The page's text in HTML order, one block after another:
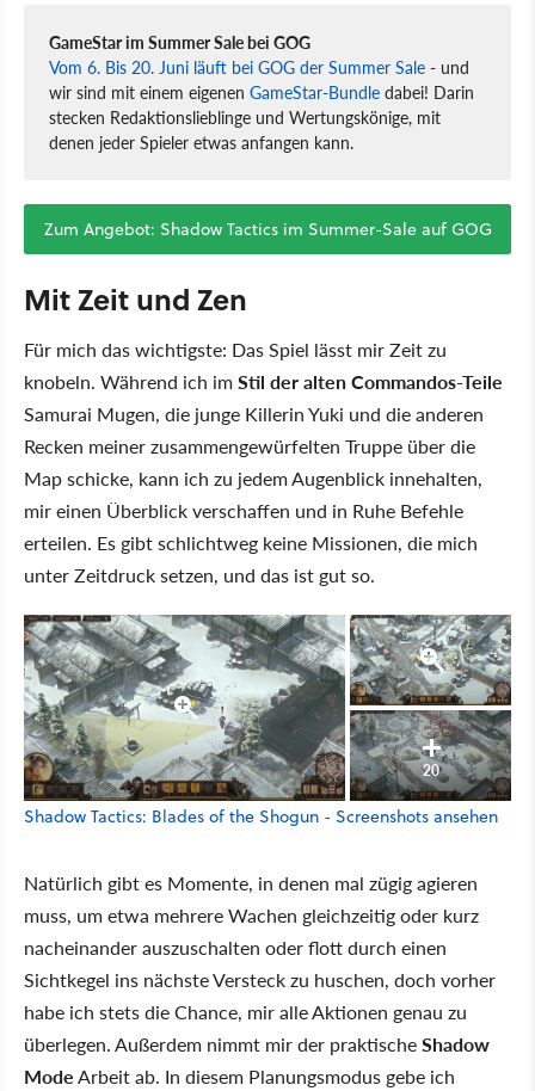
GameStar im Summer Sale bei GOG
Vom 6. Bis 20. Juni läuft bei GOG der Summer Sale - und
wir sind mit einem eigenen GameStar-Bundle dabei! Darin
stecken Redaktionslieblinge und Wertungskönige, mit
denen jeder Spieler etwas anfangen kann.
Zum Angebot: Shadow Tactics im Summer-Sale auf GOG
Mit Zeit und Zen
Für mich das wichtigste: Das Spiel lässt mir Zeit zu
knobeln. Während ich imStil der alten Commandos-Teile
Samurai Mugen, die junge Killerin Yuki und die anderen
Recken meiner zusammengewürfelten Truppe über die
Map schicke, kann ich zu jedem Augenblick innehalten,
mir einen Überblick verschaffen und in Ruhe Befehle
erteilen. Es gibt schlichtweg keine Missionen, die mich
unter Zeitdruck setzen, und das ist gut so.
20
Shadow Tactics: Blades of the Shogun - Screenshots ansehen
Natürlich gibt es Momente, in denen mal zügig agieren
muss, um etwa mehrere Wachen gleichzeitig oder kurz
nacheinander auszuschalten oder flott durch einen
Sichtkegel ins nächste Versteck zu huschen, doch vorher
habe ich stets die Chance, mir alle Aktionen genau zu
überlegen. Außerdem nimmt mir der praktischeShadow
ModeArbeit ab. In diesem Planungsmodus gebe ich